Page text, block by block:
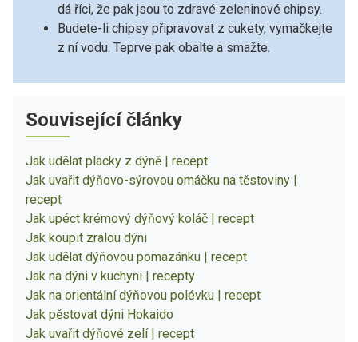
dá říci, že pak jsou to zdravé zeleninové chipsy.
Budete-li chipsy připravovat z cukety, vymačkejte
z ní vodu. Teprve pak obalte a smažte.
Související články
Jak udělat placky z dýně | recept
Jak uvařit dýňovo-sýrovou omáčku na těstoviny |
recept
Jak upéct krémový dýňový koláč | recept
Jak koupit zralou dýni
Jak udělat dýňovou pomazánku | recept
Jak na dýni v kuchyni | recepty
Jak na orientální dýňovou polévku | recept
Jak pěstovat dýni Hokaido
Jak uvařit dýňové zelí | recept